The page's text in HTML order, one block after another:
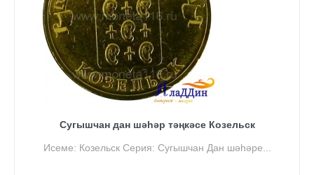
Сугышчан дан шәһәр тәңкәсе Козельск
Исеме: Козельск Серия: Сугышчан Дан шәһәре...